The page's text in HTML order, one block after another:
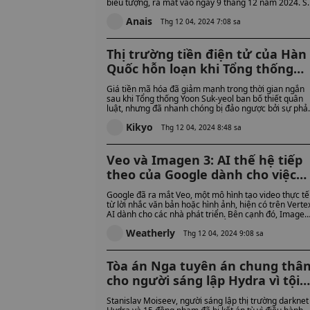
biểu tượng, ra mắt vào ngày 9 tháng 12 năm 2024.
mang đến cho người hâm mộ những thẻ kỹ thuật số
Shock tùy chỉnh.
Anais Thg 12 04, 2024 7:08 sa
Thị trường tiền điện tử của Hàn
Quốc hỗn loạn khi Tổng thống
phải đối mặt với áp lực luận tội
sau thảm họa thiết quân luật
Giá tiền mã hóa đã giảm mạnh trong thời gian ngắn
sau khi Tổng thống Yoon Suk-yeol ban bố thiết quân
luật, nhưng đã nhanh chóng bị đảo ngược bởi sự
đánh dấu sự sụp đổ của sự lãnh đạo của ông không?
Kikyo Thg 12 04, 2024 8:48 sa
Veo và Imagen 3: AI thế hệ tiếp
theo của Google dành cho việc
tạo video và hình ảnh - Đây là
những ai có thể truy cập vào nó
ngay hôm nay
Google đã ra mắt Veo, một mô hình tạo video thực tế
từ lời nhắc văn bản hoặc hình ảnh, hiện có trên
AI dành cho các nhà phát triển. Bên cạnh đó, Imagen
ảnh nâng cao, cho phép các doanh nghiệp tạo nội
sáng tạo.
Weatherly Thg 12 04, 2024 9:08 sa
Tòa án Nga tuyên án chung
cho người sáng lập Hydra vì tội
lừa đảo tiền điện tử trị giá 5 tỷ
Stanislav Moiseev, người sáng lập thị trường darknet